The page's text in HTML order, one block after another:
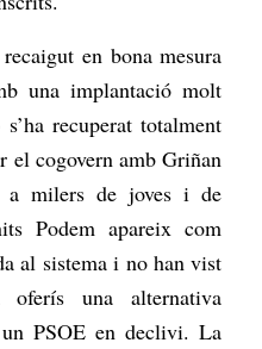
en bona mesura
una implantació molt
recuperat totalment
el cogovern amb Griñan
a milers de joves i de
Podem apareix com
al sistema i no han vist
oferís una alternativa
PSOE en declivi. La